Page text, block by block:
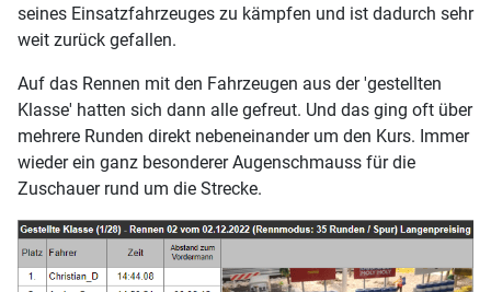
seines Einsatzfahrzeuges zu kämpfen und ist dadurch sehr
weit zurück gefallen.
Auf das Rennen mit den Fahrzeugen aus der 'gestellten
Klasse' hatten sich dann alle gefreut. Und das ging oft über
mehrere Runden direkt nebeneinander um den Kurs. Immer
wieder ein ganz besonderer Augenschmauss für die
Zuschauer rund um die Strecke.